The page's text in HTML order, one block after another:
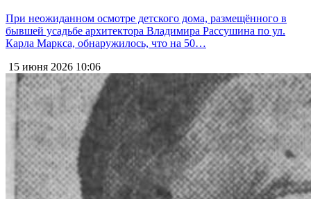
При неожиданном осмотре детского дома, размещённого в
бывшей усадьбе архитектора Владимира Рассушина по ул.
Карла Маркса, обнаружилось, что на 50…
15 июня 2026 10:06